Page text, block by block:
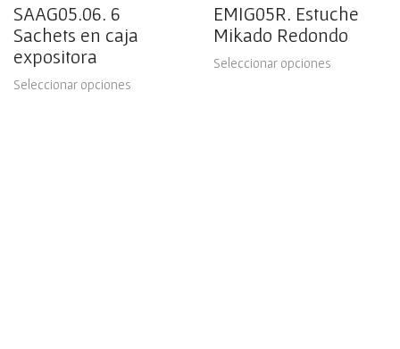
SAAG05.06. 6
Sachets en caja
expositora
Seleccionar opciones
EMIG05R. Estuche
Mikado Redondo
Seleccionar opciones